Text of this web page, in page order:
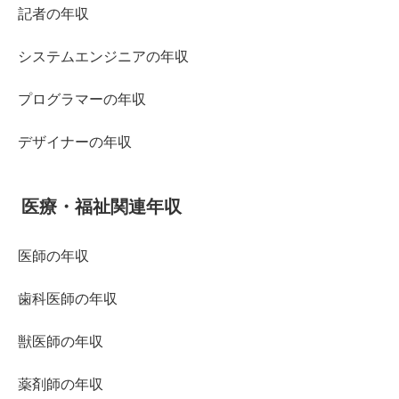
記者の年収
システムエンジニアの年収
プログラマーの年収
デザイナーの年収
医療・福祉関連年収
医師の年収
歯科医師の年収
獣医師の年収
薬剤師の年収